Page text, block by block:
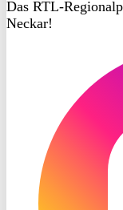
Das RTL-
Neckar!
Instagram